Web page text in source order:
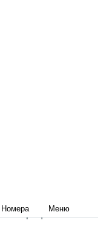
Номера Меню
CRM-
для
с
нет, и вам
и
процессы —